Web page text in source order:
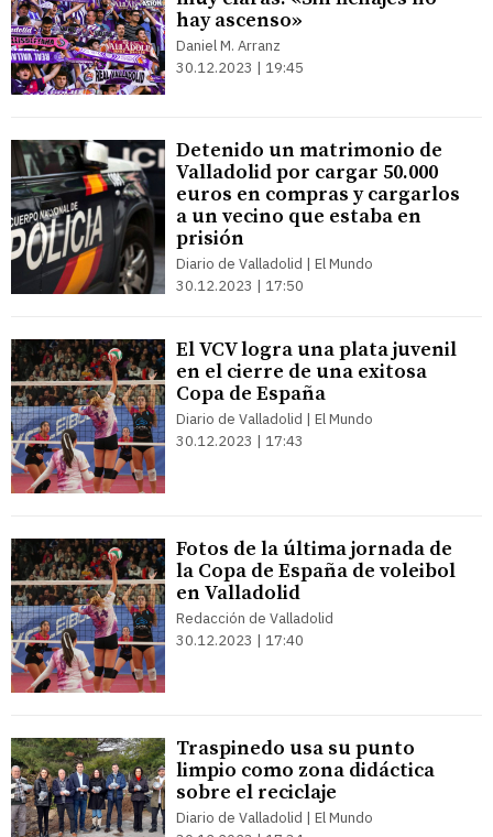
hay ascenso»
Daniel M. Arranz
30.12.2023 | 19:45
Detenido un matrimonio de
Valladolid por cargar 50.000
euros en compras y cargarlos
a un vecino que estaba en
prisión
Diario de Valladolid | El Mundo
30.12.2023 | 17:50
El VCV logra una plata juvenil
en el cierre de una exitosa
Copa de España
Diario de Valladolid | El Mundo
30.12.2023 | 17:43
Fotos de la última jornada de
la Copa de España de voleibol
en Valladolid
Redacción de Valladolid
30.12.2023 | 17:40
Traspinedo usa su punto
limpio como zona didáctica
sobre el reciclaje
Diario de Valladolid | El Mundo